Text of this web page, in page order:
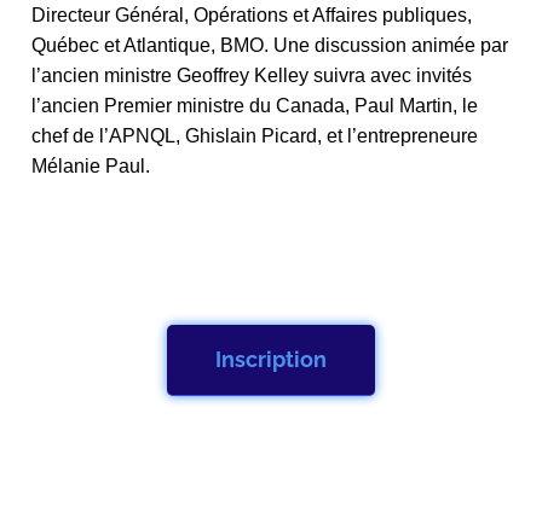
Directeur Général, Opérations et Affaires publiques,
Québec et Atlantique, BMO. Une discussion animée par
l’ancien ministre Geoffrey Kelley suivra avec invités
l’ancien Premier ministre du Canada, Paul Martin, le
chef de l’APNQL, Ghislain Picard, et l’entrepreneure
Mélanie Paul.
Inscription